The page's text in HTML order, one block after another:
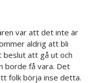
var att det inte är
aldrig att bli
beslut att gå ut och
borde få vara. Det
folk börja inse detta.